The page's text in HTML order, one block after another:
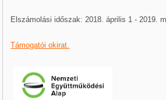
Elszámolási időszak: 2018. április 1 - 2019.
Támogatói okirat.